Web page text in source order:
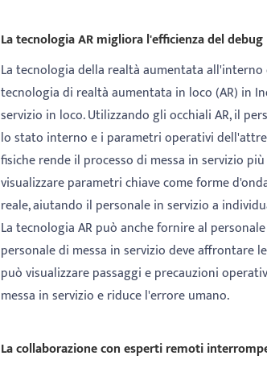
La tecnologia AR migliora l'efficienza del
La tecnologia della realtà aumentata
tecnologia di realtà aumentata in loco (AR) in
servizio in loco. Utilizzando gli occhiali AR, il
lo stato interno e i parametri operativi
fisiche rende il processo di messa in servizio
visualizzare parametri chiave come forme
reale, aiutando il personale in servizio a
La tecnologia AR può anche fornire al
personale di messa in servizio deve affrontare
può visualizzare passaggi e precauzioni
messa in servizio e riduce l'errore umano.
La collaborazione con esperti remoti